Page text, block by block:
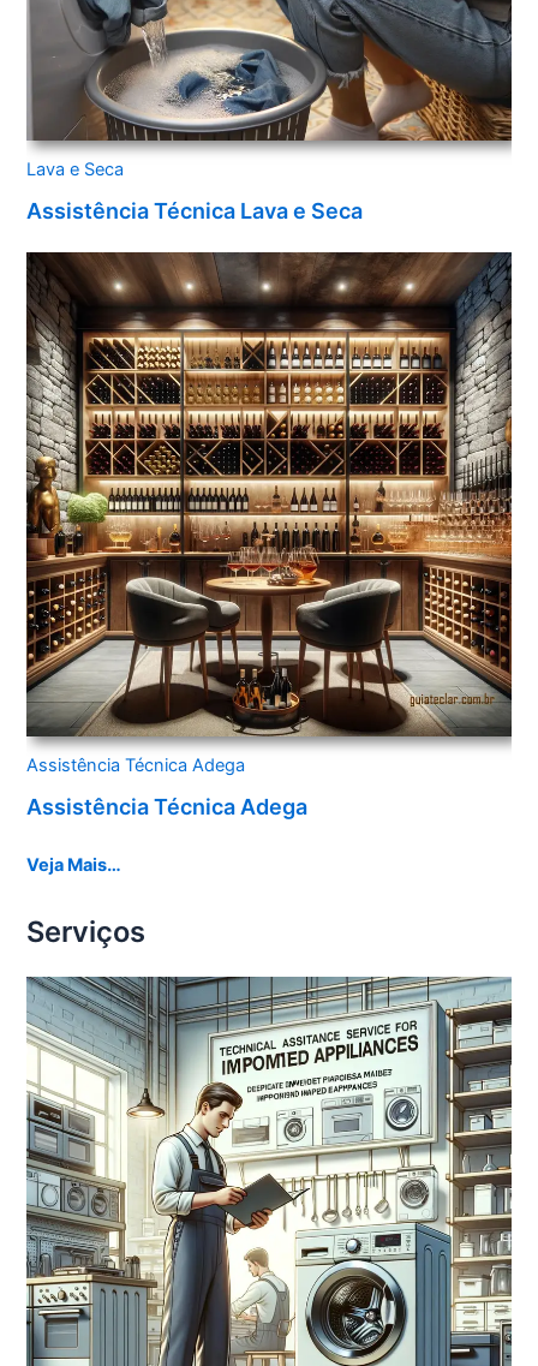
Lava e Seca
Assistência Técnica Lava e Seca
Assistência Técnica Adega
Assistência Técnica Adega
Veja Mais…
Serviços